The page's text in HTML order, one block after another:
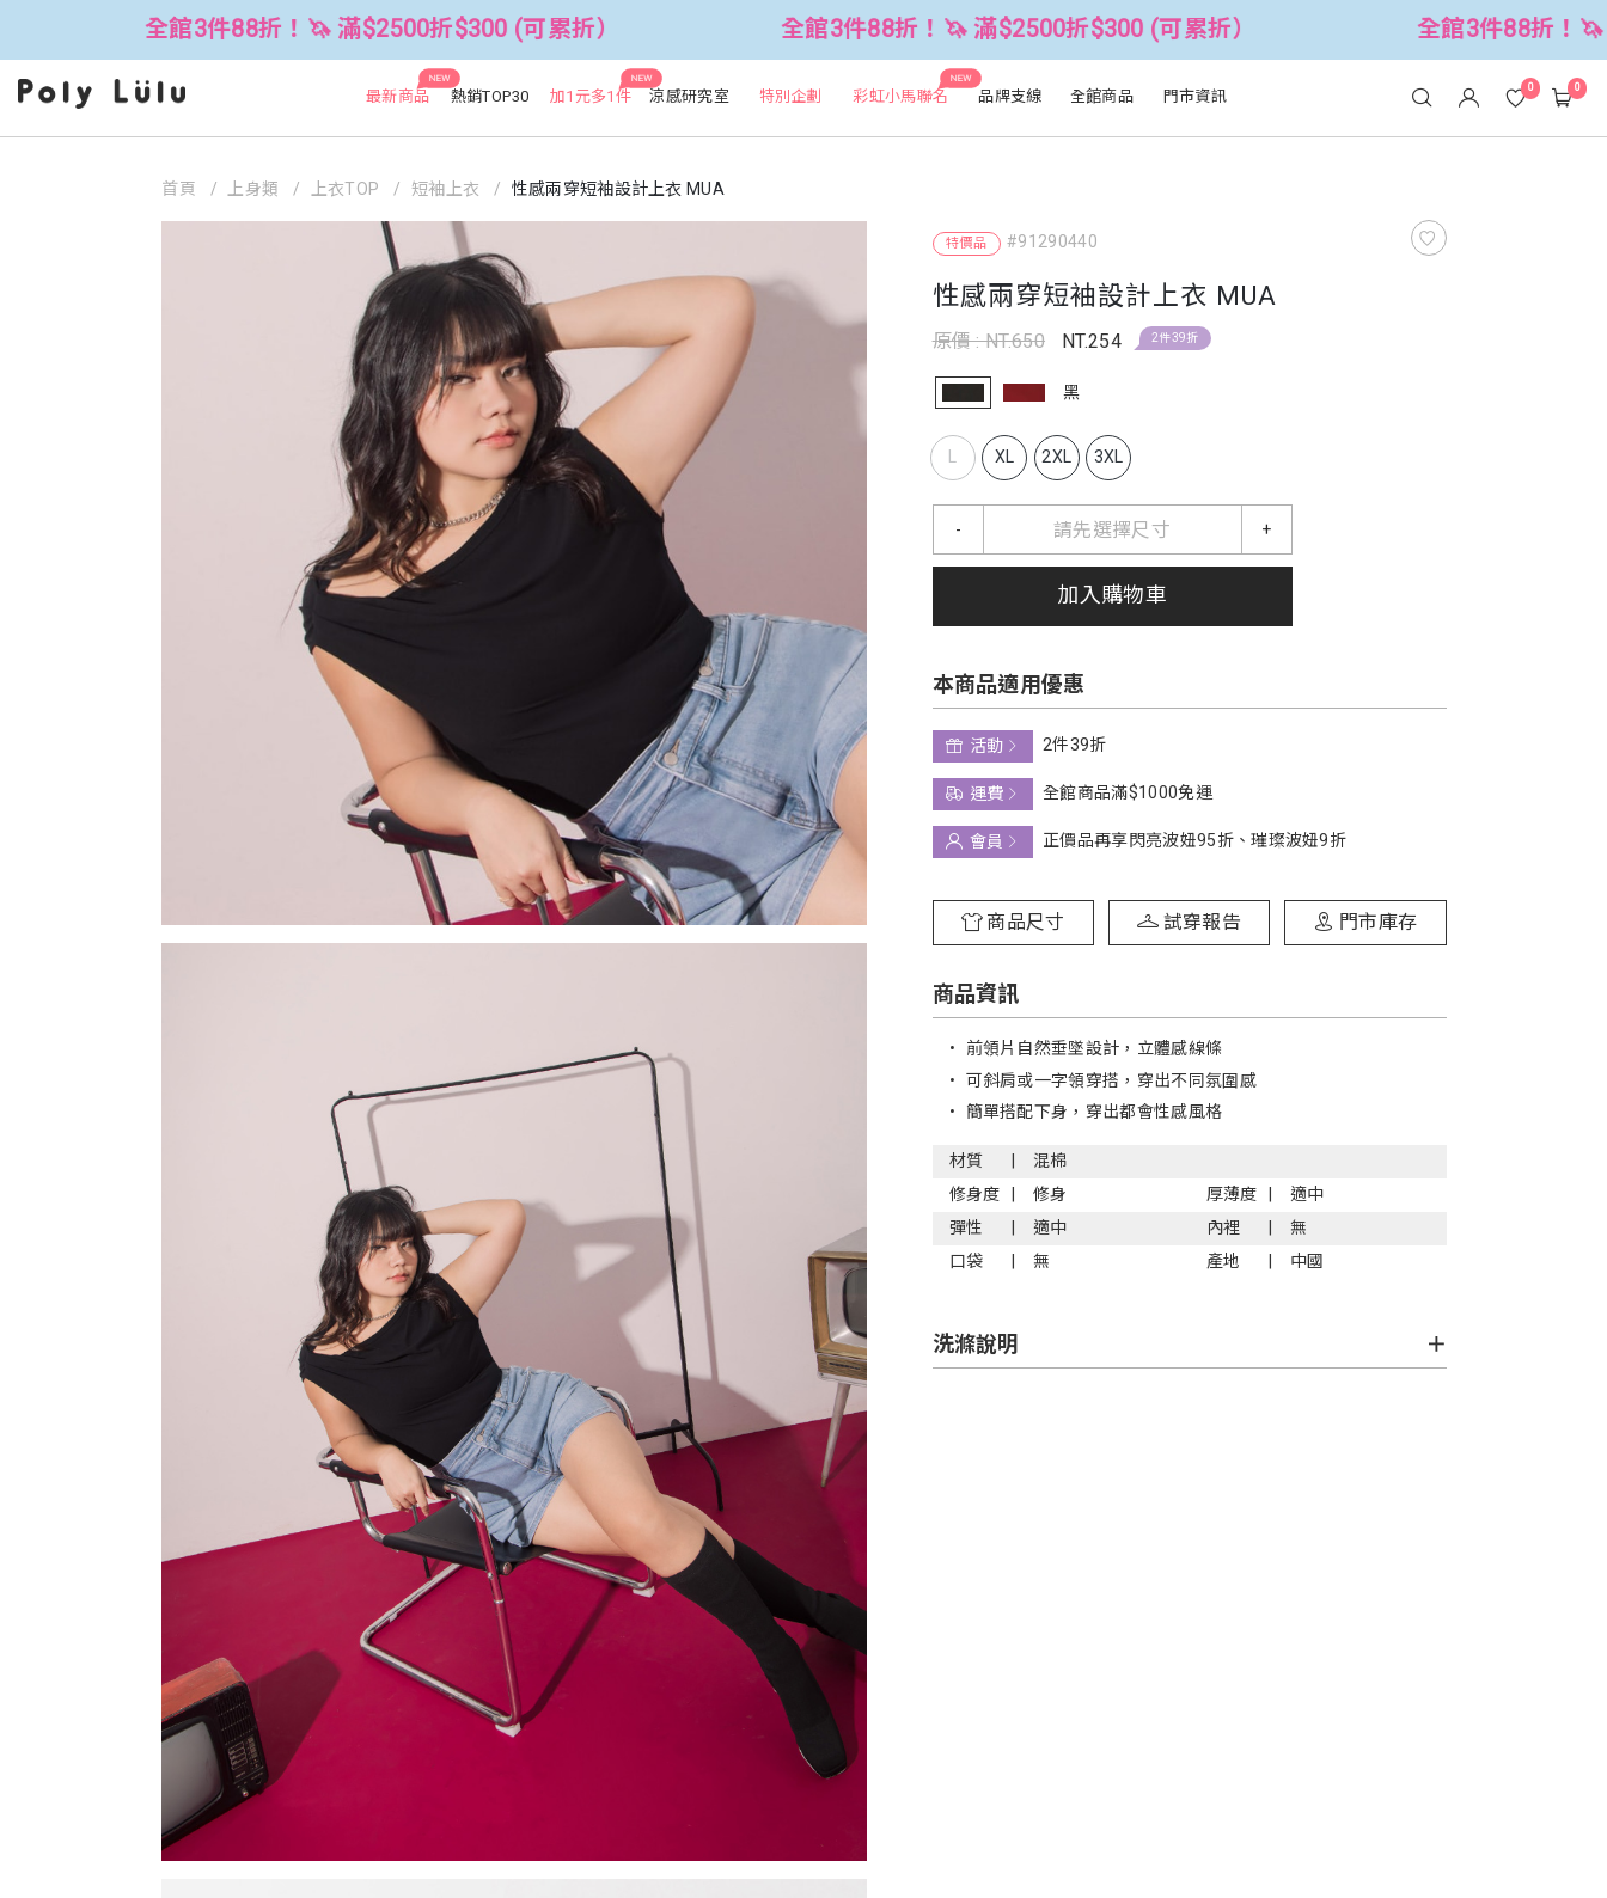
館3件88折！🦄 滿$2500折$300 (可累折） 全館3件88折！🦄 滿$2500折$300 (可累折） 全館3件88折！🦄 滿$2500折
NEW
最新商品 熱銷TOP30
NEW
加1元多1件 涼感研究室 特別企劃
NEW
彩虹小馬聯名 品牌支線 全館商品 門市資訊 0 0
特價品 #91290440
性感兩穿短袖設計上衣 MUA
原價 : NT.650 NT.254 2件39折
黑
L XL 2XL 3XL
請先選擇尺寸
- +
加入購物車
本商品適用優惠
活動
2件39折
運費
全館商品滿$1000免運
會員
正價品再享閃亮波妞95折、璀璨波妞9折
商品尺寸 試穿報告 門市庫存
商品資訊
• 前領片自然垂墜設計，立體感線條
• 可斜肩或一字領穿搭，穿出不同氛圍感
• 簡單搭配下身，穿出都會性感風格
材質
混棉
修身度
修身 厚薄度
適中
彈性
適中 內裡
無
口袋
無 產地 中國
洗滌說明
首頁 上身類 上衣TOP 短袖上衣 性感兩穿短袖設計上衣 MUA